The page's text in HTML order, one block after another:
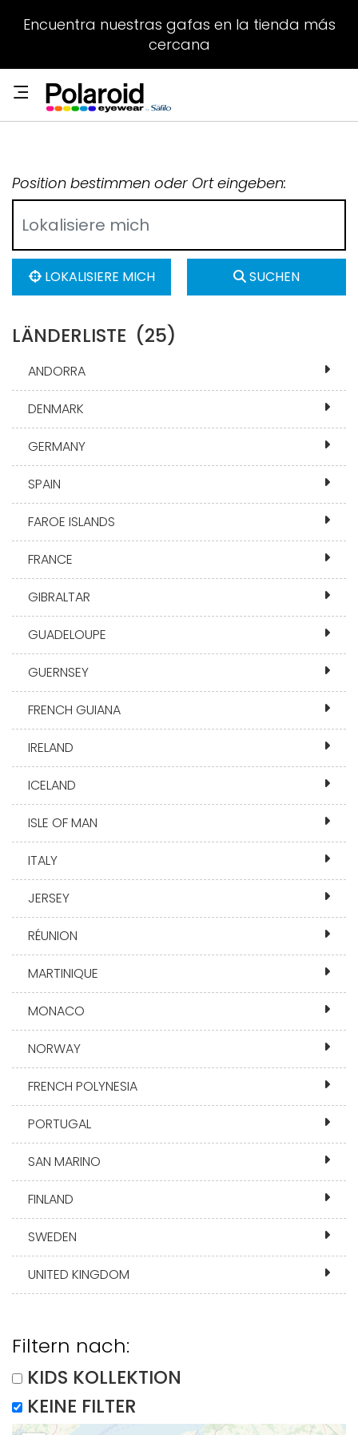
Encuentra nuestras gafas en la tienda más
cercana
Position bestimmen oder Ort eingeben:
LOKALISIERE MICH SUCHEN
LÄNDERLISTE (25)
ANDORRA
DENMARK
GERMANY
SPAIN
FAROE ISLANDS
FRANCE
GIBRALTAR
GUADELOUPE
GUERNSEY
FRENCH GUIANA
IRELAND
ICELAND
ISLE OF MAN
ITALY
JERSEY
RÉUNION
MARTINIQUE
MONACO
NORWAY
FRENCH POLYNESIA
PORTUGAL
SAN MARINO
FINLAND
SWEDEN
UNITED KINGDOM
Filtern nach:
KIDS KOLLEKTION
KEINE FILTER